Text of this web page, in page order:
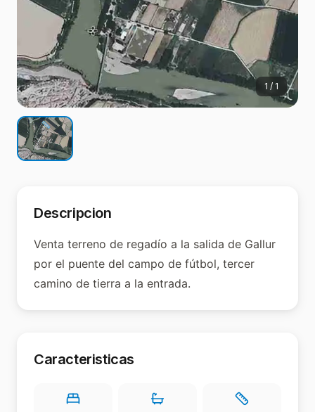
1 / 1
Descripcion
Venta terreno de regadío a la salida de Gallur
por el puente del campo de fútbol, tercer
camino de tierra a la entrada.
Caracteristicas